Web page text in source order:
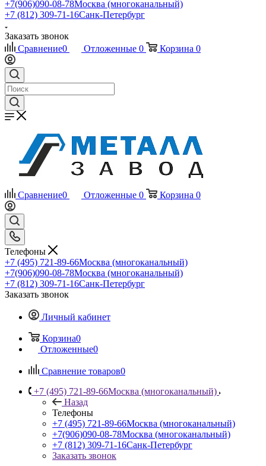
+7(906)090-08-78Москва (многоканальный)
+7 (812) 309-71-16Санк-Петербург
Заказать звонок
Сравнение0 Отложенные 0 Корзина 0
Сравнение0 Отложенные 0 Корзина 0
Телефоны
+7 (495) 721-89-66Москва (многоканальный)
+7(906)090-08-78Москва (многоканальный)
+7 (812) 309-71-16Санк-Петербург
Заказать звонок
Личный кабинет
Корзина0
Отложенные0
Сравнение товаров0
+7 (495) 721-89-66Москва (многоканальный)
Назад
Телефоны
+7 (495) 721-89-66Москва (многоканальный)
+7(906)090-08-78Москва (многоканальный)
+7 (812) 309-71-16Санк-Петербург
Заказать звонок